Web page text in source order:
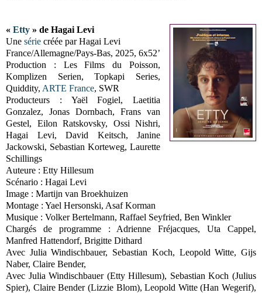
« Etty » de Hagai Levi
Une série créée par Hagai Levi
France/Allemagne/Pays-Bas, 2025, 6x52’
Production : Les Films du Poisson,
Komplizen Serien, Topkapi Series,
Quiddity, ARTE France, SWR
Producteurs : Yaël Fogiel, Laetitia
Gonzalez, Jonas Dornbach, Frans van
Gestel, Eilon Ratskovsky, Ossi Nishri,
Hagai Levi, David Keitsch, Janine
Jackowski, Sebastian Korteweg, Laurette
Schillings
Auteure : Etty Hillesum
Scénario : Hagai Levi
Image : Martijn van Broekhuizen
Montage : Yael Hersonski, Asaf Korman
Musique : Volker Bertelmann, Raffael Seyfried, Ben Winkler
Chargés de programme : Adrienne Fréjacques, Uta Cappel,
Manfred Hattendorf, Brigitte Dithard
Avec Julia Windischbauer, Sebastian Koch, Leopold Witte, Gijs
Naber, Claire Bender,
Avec Julia Windischbauer (Etty Hillesum), Sebastian Koch (Julius
Spier), Claire Bender (Lizzie Blom), Leopold Witte (Han Wegerif),